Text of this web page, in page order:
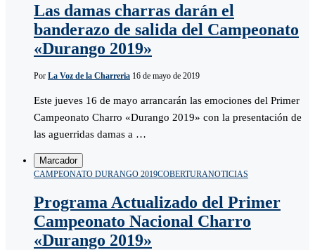
Las damas charras darán el
banderazo de salida del Campeonato
«Durango 2019»
Por La Voz de la Charreria 16 de mayo de 2019
Este jueves 16 de mayo arrancarán las emociones del Primer
Campeonato Charro «Durango 2019» con la presentación de
las aguerridas damas a …
Marcador
CAMPEONATO DURANGO 2019COBERTURANOTICIAS
Programa Actualizado del Primer
Campeonato Nacional Charro
«Durango 2019»